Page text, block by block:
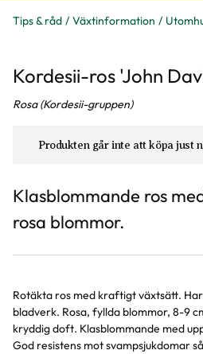
Tips & råd Växtinformation
Kordesii-ros 'John
Rosa (Kordesii-gruppen)
Produkten går inte att köpa just
Klasblommande ros
rosa blommor.
Rotäkta ros med kraftigt växtsätt.
bladverk. Rosa, fyllda blommor, 8-9
kryddig doft. Klasblommande med
God resistens mot svampsjukdomar